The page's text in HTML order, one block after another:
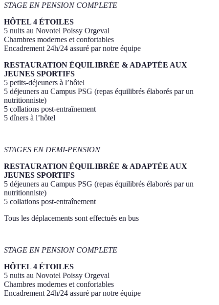
STAGE EN PENSION COMPLETE
HÔTEL 4 ÉTOILES
5 nuits au Novotel Poissy Orgeval
Chambres modernes et confortables
Encadrement 24h/24 assuré par notre équipe
RESTAURATION ÉQUILIBRÉE & ADAPTÉE AUX
JEUNES SPORTIFS
5 petits-déjeuners à l’hôtel
5 déjeuners au Campus PSG (repas équilibrés élaborés par un
nutritionniste)
5 collations post-entraînement
5 dîners à l’hôtel
STAGES EN DEMI-PENSION
RESTAURATION ÉQUILIBRÉE & ADAPTÉE AUX
JEUNES SPORTIFS
5 déjeuners au Campus PSG (repas équilibrés élaborés par un
nutritionniste)
5 collations post-entraînement
Tous les déplacements sont effectués en bus
STAGE EN PENSION COMPLETE
HÔTEL 4 ÉTOILES
5 nuits au Novotel Poissy Orgeval
Chambres modernes et confortables
Encadrement 24h/24 assuré par notre équipe